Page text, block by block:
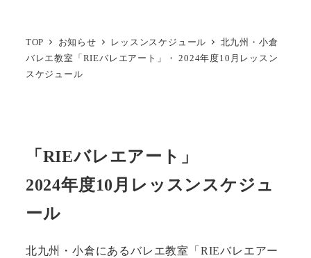
TOP お知らせ レッスンスケジュール
北九州・小倉
バレエ教室「RIEバレエアート」・ 2024年度10月レッスン
スケジュール
「RIEバレエアート」
2024年度10月レッスンスケジュ
ール
北九州・小倉にあるバレエ教室「RIEバレエアー